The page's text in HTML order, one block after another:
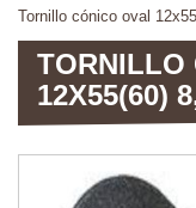
tornillo cónico oval
TORNILLO
12X55(60)